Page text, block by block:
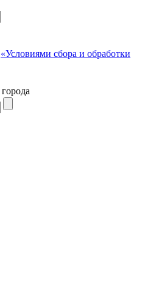
«Условиями сбора и обработки